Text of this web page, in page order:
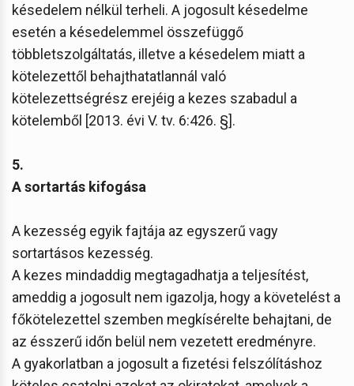
késedelem nélkül terheli. A jogosult késedelme
esetén a késedelemmel összefüggő
többletszolgáltatás, illetve a késedelem miatt a
kötelezettől behajthatatlannál való
kötelezettségrész erejéig a kezes szabadul a
kötelemből [2013. évi V. tv. 6:426. §].
5.
A sortartás kifogása
A kezesség egyik fajtája az egyszerű vagy
sortartásos kezesség.
A kezes mindaddig megtagadhatja a teljesítést,
ameddig a jogosult nem igazolja, hogy a követelést a
főkötelezettel szemben megkísérelte behajtani, de
az ésszerű időn belül nem vezetett eredményre.
A gyakorlatban a jogosult a fizetési felszólításhoz